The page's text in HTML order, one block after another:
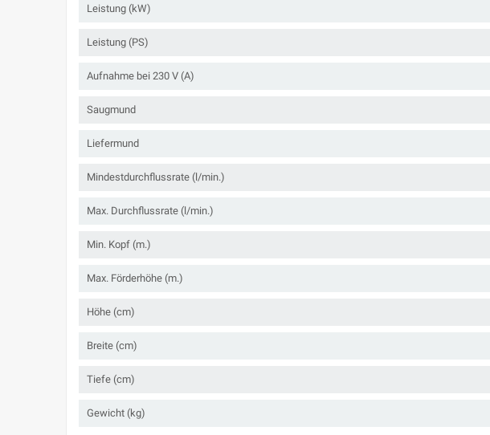
Leistung (kW)
Leistung (PS)
Aufnahme bei 230 V (A)
Saugmund
Liefermund
Mindestdurchflussrate (l/min.)
Max. Durchflussrate (l/min.)
Min. Kopf (m.)
Max. Förderhöhe (m.)
Höhe (cm)
Breite (cm)
Tiefe (cm)
Gewicht (kg)